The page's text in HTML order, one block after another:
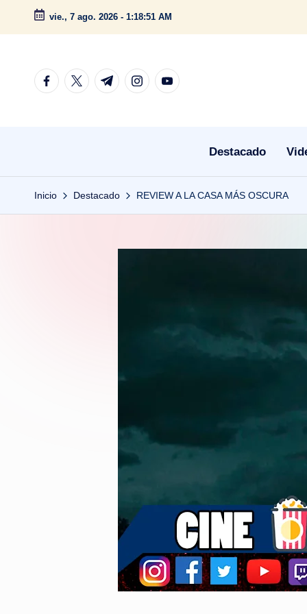
Saltar
contenido
vie., 7 ago. 2026 - 1:18:52 AM
facebook.com
twitter.com
t.me instagram.com
youtube.com
Destacado
Inicio Destacado REVIEW A LA CASA MÁS OSCURA